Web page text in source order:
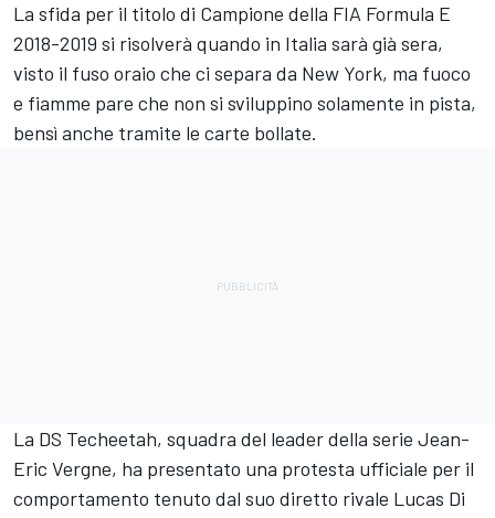
La sfida per il titolo di Campione della FIA Formula E
2018-2019 si risolverà quando in Italia sarà già sera,
visto il fuso oraio che ci separa da New York, ma fuoco
e fiamme pare che non si sviluppino solamente in pista,
bensì anche tramite le carte bollate.
La DS Techeetah, squadra del leader della serie Jean-
Eric Vergne, ha presentato una protesta ufficiale per il
comportamento tenuto dal suo diretto rivale Lucas Di